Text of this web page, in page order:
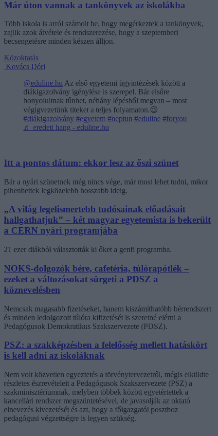
Már úton vannak a tankönyvek az iskolákba
Több iskola is arról számolt be, hogy megérkeztek a tankönyvek,
zajlik azok átvétele és rendszerezése, hogy a szeptemberi
becsengetésre minden készen álljon.
Közoktatás
Kovács Dóri
@eduline.hu Az első egyetemi ügyintézések között a
diákigazolvány igénylése is szerepel. Bár elsőre
bonyolultnak tűnhet, néhány lépésből megvan – most
végigvezetünk titeket a teljes folyamaton.😉
#diákigazolvány #egyetem #neptun #eduline #foryou
♬ eredeti hang - eduline.hu
Itt a pontos dátum: ekkor lesz az őszi szünet
Bár a nyári szünetnek még nincs vége, már most lehet tudni, mikor
pihenhettek legközelebb hosszabb ideig.
„A világ legelismertebb tudósainak előadásait
hallgathatjuk” – két magyar egyetemista is bekerült
a CERN nyári programjába
21 ezer diákból választották ki őket a genfi programba.
NOKS-dolgozók bére, cafetéria, túlórapótlék –
ezeket a változásokat sürgeti a PDSZ a
köznevelésben
Nemcsak magasabb fizetéseket, hanem kiszámíthatóbb bérrendszert
és minden ledolgozott túlóra kifizetését is szeretné elérni a
Pedagógusok Demokratikus Szakszervezete (PDSZ).
PSZ: a szakképzésben a felelősség mellett hatáskört
is kell adni az iskoláknak
Nem volt közvetlen egyeztetés a törvénytervezetről, mégis elküldte
részletes észrevételeit a Pedagógusok Szakszervezete (PSZ) a
szakminisztériumnak, melyben többek között egyetértettek a
kancellári rendszer megszüntetésével, de javasolják az oktató
elnevezés kivezetését és azt, hogy a főigazgatói poszthoz
pedagógusi végzettségre is legyen szükség.